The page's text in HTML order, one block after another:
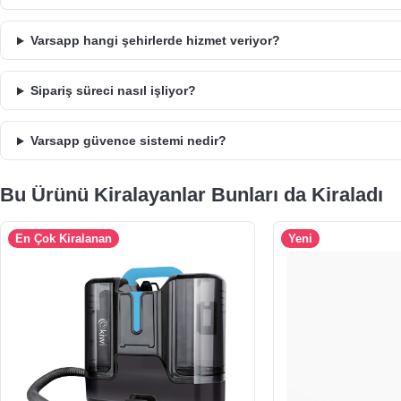
Varsapp hangi şehirlerde hizmet veriyor?
Sipariş süreci nasıl işliyor?
Varsapp güvence sistemi nedir?
Bu Ürünü Kiralayanlar Bunları da Kiraladı
En Çok Kiralanan Yeni